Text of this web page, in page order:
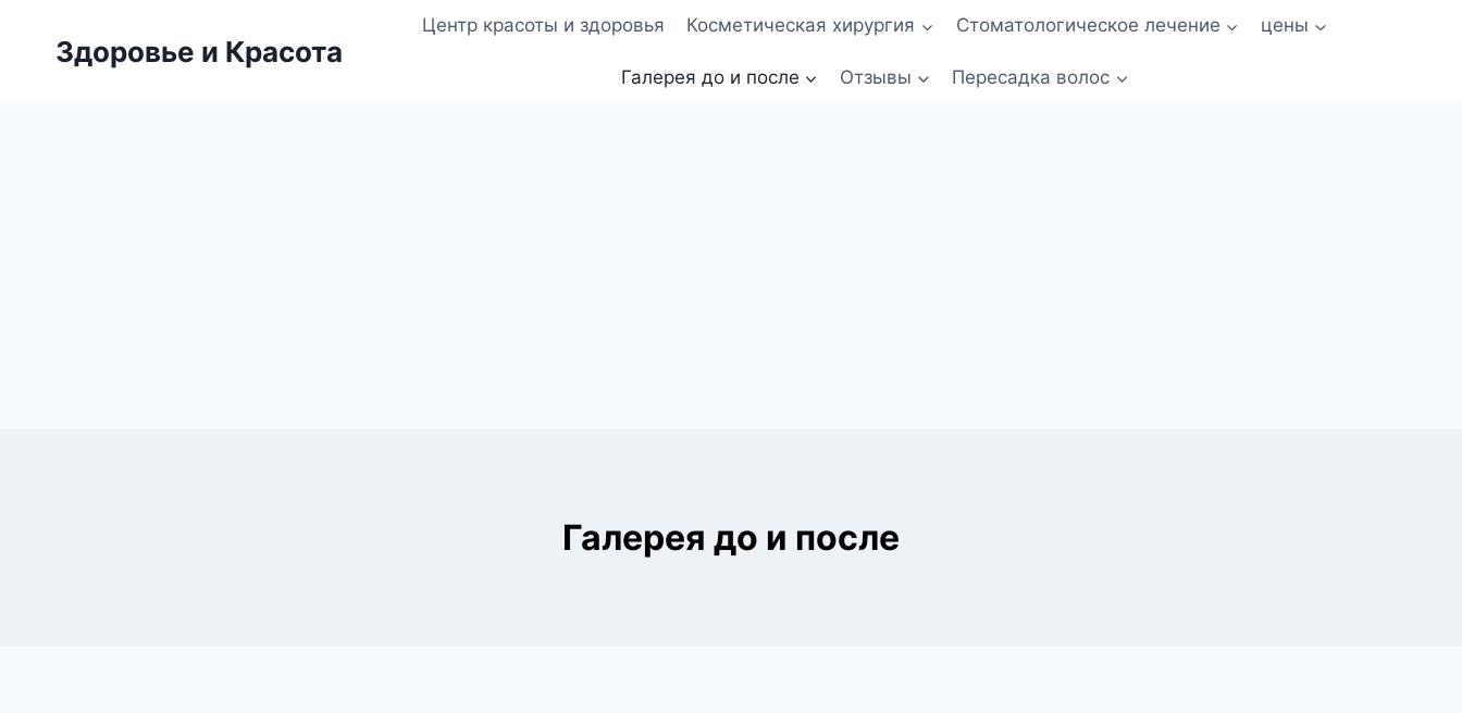
содержимому
Здоровье и Красота
Центр красоты и здоровья Косметическая хирургия Стоматологическое лечение цены
Галерея до и после Отзывы Пересадка волос
Галерея до и после